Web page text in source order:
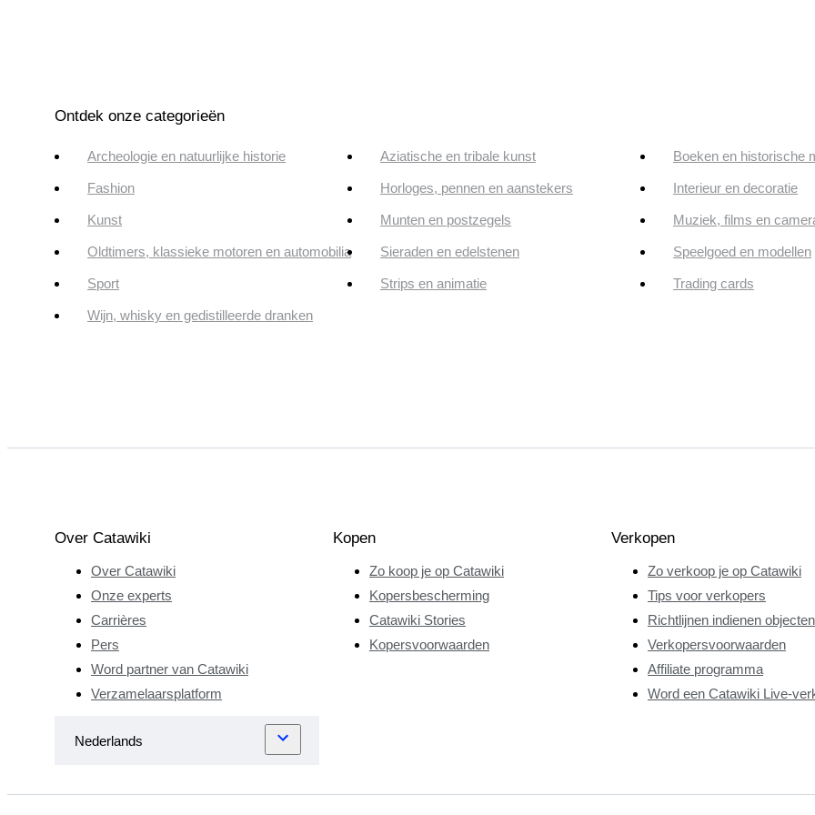
Ontdek onze categorieën
Archeologie en natuurlijke historie Aziatische en tribale kunst Boeken en historische
Fashion Horloges, pennen en aanstekers Interieur en decoratie
Kunst Munten en postzegels Muziek, films en
Oldtimers, klassieke motoren en automobilia Sieraden en edelstenen Speelgoed en modellen
Sport Strips en animatie Trading cards
Wijn, whisky en gedistilleerde dranken
Over Catawiki
Over Catawiki
Onze experts
Carrières
Pers
Word partner van Catawiki
Verzamelaarsplatform
Kopen
Zo koop je op Catawiki
Kopersbescherming
Catawiki Stories
Kopersvoorwaarden
Verkopen
Zo verkoop je op Catawiki
Tips voor verkopers
Richtlijnen indienen objecten
Verkopersvoorwaarden
Affiliate programma
Word een Catawiki Live-